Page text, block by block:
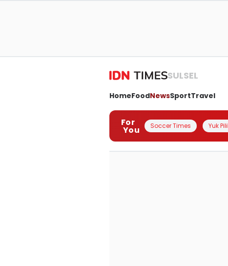
SULSEL
HomeFoodNewsSportTravel
For
You Soccer Times Yuk